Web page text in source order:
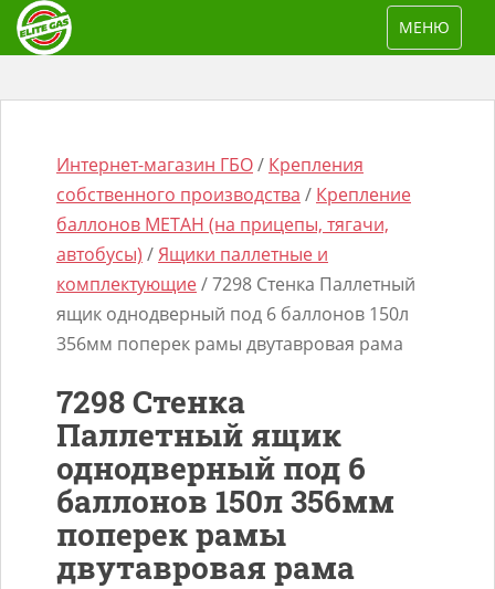
p
TOGGLE
МЕНЮ
Поиск
Интернет-магазин ГБО/ Крепления
собственного производства / Крепление
баллонов МЕТАН (на прицепы, тягачи,
автобусы) /Ящики паллетные и
комплектующие/ 7298 Стенка Паллетный
ящик однодверный под 6 баллонов 150л
356мм поперек рамы двутавровая рама
7298 Стенка
Паллетный ящик
однодверный под 6
баллонов 150л 356мм
поперек рамы
двутавровая рама